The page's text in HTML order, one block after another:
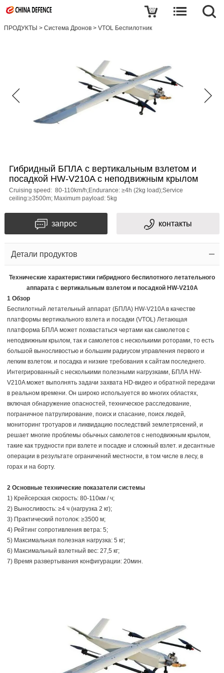
ПРОДУКТЫ > Система Дронов > VTOL Беспилотник
Гибридный БПЛА с вертикальным взлетом и
посадкой HW-V210A с неподвижным крылом
Cruising speed: 80-110km/h;Endurance: ≥4h (2kg load);Service
ceiling:≥3500m; Maximum payload: 5kg
запрос контакты
Детали продуктов
Технические характеристики гибридного беспилотного летательного
аппарата с вертикальным взлетом и посадкой HW-V210A
1 Обзор
Беспилотный летательный аппарат (БПЛА) HW-V210A в качестве
платформы вертикального взлета и посадки (VTOL) Летающая
платформа БПЛА может похвастаться чертами как самолетов с
неподвижным крылом, так и самолетов с несколькими роторами, то есть
большой выносливостью и большим радиусом управления первого и
легким взлетом. и посадка и низкие требования к сайтам последнего.
Интегрированный с несколькими полезными нагрузками, БПЛА HW-
V210A может выполнять задачи захвата HD-видео и обратной передачи
в реальном времени. Он широко используется во многих областях,
включая обнаружение опасностей, техническое расследование,
пограничное патрулирование, поиск и спасание, поиск людей,
мониторинг тротуаров и ликвидацию последствий землетрясений, и
решает многие проблемы обычных самолетов с неподвижным крылом,
такие как трудности при взлете и посадке и сложный взлет. и десантные
операции в результате ограничений местности, в том числе в лесу, в
горах и на борту.
2 Основные технические показатели системы
1) Крейсерская скорость: 80-110км / ч;
2) Выносливость: ≥4 ч (нагрузка 2 кг);
3) Практический потолок: ≥3500 м;
4) Рейтинг сопротивления ветра: 5;
5) Максимальная полезная нагрузка: 5 кг;
6) Максимальный взлетный вес: 27,5 кг;
7) Время развертывания конфигурации: 20мин.